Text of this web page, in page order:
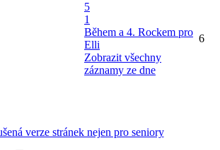
5
1
Během a 4. Rockem pro
Elli
Zobrazit všechny
záznamy ze dne
6
verze stránek nejen pro seniory